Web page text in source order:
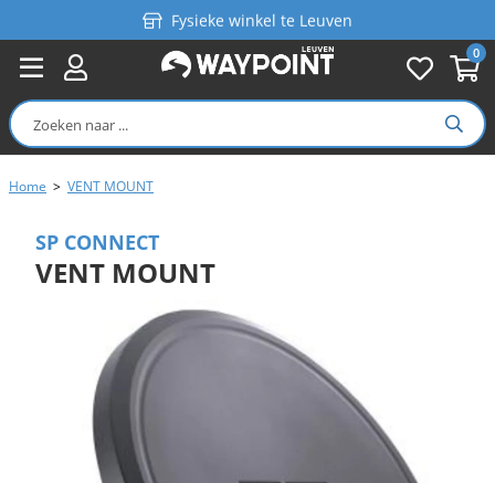
0
Fysieke winkel te Leuven
Persoonlijk advies
Gratis verzending in België vanaf €99
Home > VENT MOUNT
SP CONNECT
VENT MOUNT